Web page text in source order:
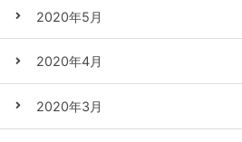
2020年5月
2020年4月
2020年3月